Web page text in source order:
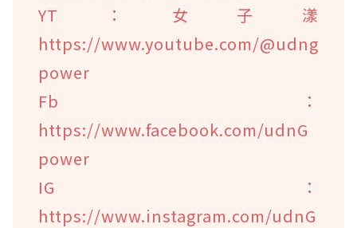
YT：女子漾
https://www.youtube.com/@udng
power
Fb：
https://www.facebook.com/udnG
power
IG：
https://www.instagram.com/udnG